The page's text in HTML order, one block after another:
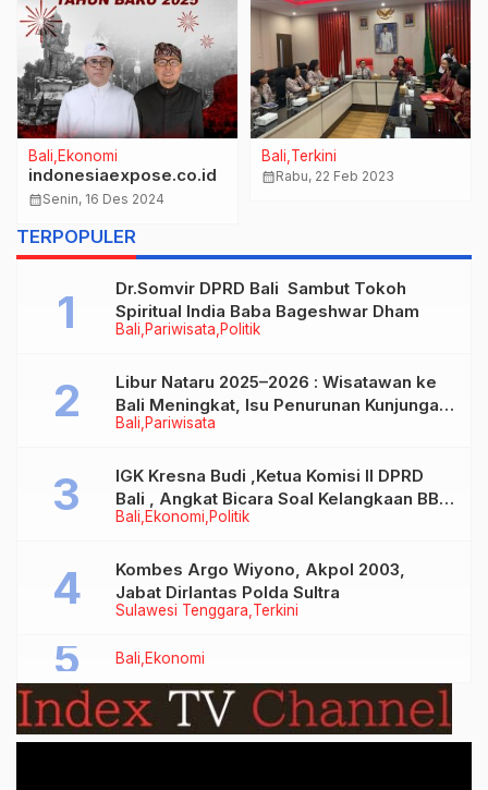
Bali Ekonomi
indonesiaexpose.co.id
calendar_monthSenin, 16 Des 2024
Bali Terkini
calendar_monthRabu, 22 Feb 2023
TERPOPULER
Bali Pariwisata Politik
Dr.Somvir DPRD Bali Sambut Tokoh
Spiritual India Baba Bageshwar Dham
Bali Pariwisata
Libur Nataru 2025–2026 : Wisatawan ke
Bali Meningkat, Isu Penurunan Kunjungan
Tidak Benar
Bali Ekonomi Politik
IGK Kresna Budi ,Ketua Komisi II DPRD
Bali , Angkat Bicara Soal Kelangkaan BBM
Bersubsidi Jenis Solar
Sulawesi Tenggara Terkini
Kombes Argo Wiyono, Akpol 2003,
Jabat Dirlantas Polda Sultra
Bali Ekonomi